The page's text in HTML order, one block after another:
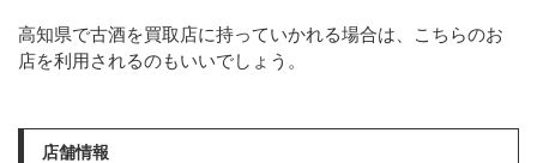
高知県で古酒を買取店に持っていかれる場合は、こちらのお
店を利用されるのもいいでしょう。
店舗情報